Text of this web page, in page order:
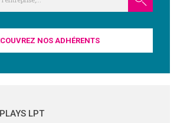
NOS ADHÉRENTS
LPT